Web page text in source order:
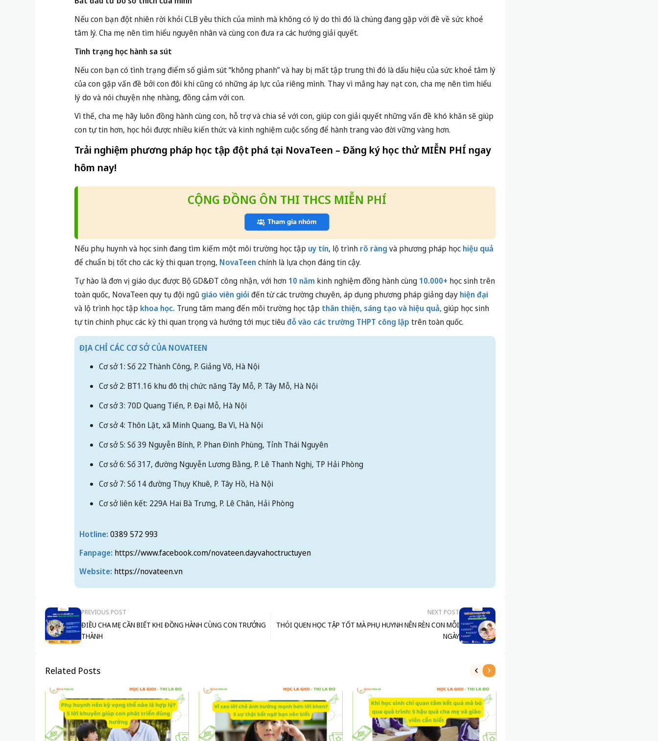
Nếu con bạn đột nhiên rời khỏi CLB yêu thích của mình mà không có lý do thì đó là chúng đang gặp với đề về sức khoẻ
tâm lý. Cha mẹ nên tìm hiểu nguyên nhân và cùng con đưa ra các hướng giải quyết.
Tình trạng học hành sa sút
Nếu con bạn có tình trạng điểm số giảm sút “không phanh” và hay bị mất tập trung thì đó là dấu hiệu của sức khoẻ tâm lý
của con gặp vấn đề bởi con đôi khi cũng có những áp lực của riêng mình. Thay vì mắng hay nạt con, cha mẹ nên tìm hiểu
lý do và nói chuyện nhẹ nhàng, đồng cảm với con.
Vì thế, cha mẹ hãy luôn đồng hành cùng con, hỗ trợ và chia sẻ với con, giúp con giải quyết những vấn đề khó khăn sẽ giúp
con tự tin hơn, học hỏi được nhiều kiến thức và kinh nghiệm cuộc sống để hành trang vào đời vững vàng hơn.
Trải nghiệm phương pháp học tập đột phá tại NovaTeen – Đăng ký học thử MIỄN PHÍ ngay
hôm nay!
CỘNG ĐỒNG ÔN THI THCS MIỄN PHÍ
Nếu phụ huynh và học sinh đang tìm kiếm một môi trường học tập uy tín, lộ trình rõ ràng và phương pháp học hiệu quả
để chuẩn bị tốt cho các kỳ thi quan trọng, NovaTeenchính là lựa chọn đáng tin cậy.
Tự hào là đơn vị giáo dục được Bộ GD&ĐT công nhận, với hơn 10 năm kinh nghiệm đồng hành cùng 10.000+ học sinh trên
toàn quốc, NovaTeen quy tụ đội ngũ giáo viên giỏiđến từ các trường chuyên, áp dụng phương pháp giảng dạy hiện đại
và lộ trình học tập khoa học. Trung tâm mang đến môi trường học tập thân thiện, sáng tạo và hiệu quả,giúp học sinh
tự tin chinh phục các kỳ thi quan trọng và hướng tới mục tiêuđỗ vào các trường THPT công lập trên toàn quốc.
ĐỊA CHỈ CÁC CƠ SỞ CỦA NOVATEEN
Cơ sở 1: Số 22 Thành Công, P. Giảng Võ, Hà Nội
Cơ sở 2: BT1.16 khu đô thị chức năng Tây Mỗ, P. Tây Mỗ, Hà Nội
Cơ sở 3: 70D Quang Tiến, P. Đại Mỗ, Hà Nội
Cơ sở 4: Thôn Lặt, xã Minh Quang, Ba Vì, Hà Nội
Cơ sở 5: Số 39 Nguyễn Bính, P. Phan Đình Phùng, Tỉnh Thái Nguyên
Cơ sở 6: Số 317, đường Nguyễn Lương Bằng, P. Lê Thanh Nghị, TP Hải Phòng
Cơ sở 7: Số 14 đường Thụy Khuê, P. Tây Hồ, Hà Nội
Cơ sở liên kết: 229A Hai Bà Trưng, P. Lê Chân, Hải Phòng
Hotline: 0389 572 993
Fanpage: https://www.facebook.com/novateen.dayvahoctructuyen
Website: https://novateen.vn
PREVIOUS POST
ĐIỀU CHA MẸ CẦN BIẾT KHI ĐỒNG HÀNH CÙNG CON TRƯỞNG
THÀNH
NEXT POST
THÓI QUEN HỌC TẬP TỐT MÀ PHỤ HUYNH NÊN RÈN CON MỖI
NGÀY
Related Posts